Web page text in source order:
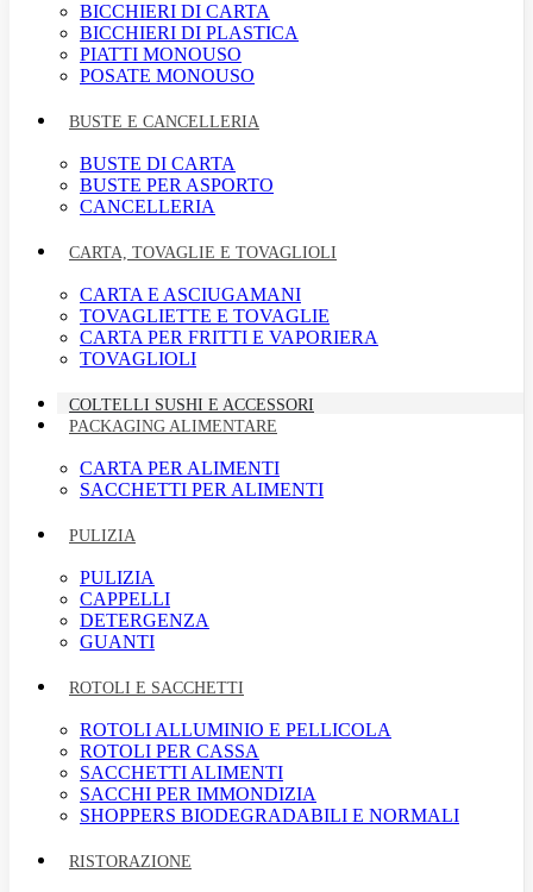
BICCHIERI DI CARTA
BICCHIERI DI PLASTICA
PIATTI MONOUSO
POSATE MONOUSO
BUSTE E CANCELLERIA
BUSTE DI CARTA
BUSTE PER ASPORTO
CANCELLERIA
CARTA, TOVAGLIE E TOVAGLIOLI
CARTA E ASCIUGAMANI
TOVAGLIETTE E TOVAGLIE
CARTA PER FRITTI E VAPORIERA
TOVAGLIOLI
COLTELLI SUSHI E ACCESSORI
PACKAGING ALIMENTARE
CARTA PER ALIMENTI
SACCHETTI PER ALIMENTI
PULIZIA
PULIZIA
CAPPELLI
DETERGENZA
GUANTI
ROTOLI E SACCHETTI
ROTOLI ALLUMINIO E PELLICOLA
ROTOLI PER CASSA
SACCHETTI ALIMENTI
SACCHI PER IMMONDIZIA
SHOPPERS BIODEGRADABILI E NORMALI
RISTORAZIONE